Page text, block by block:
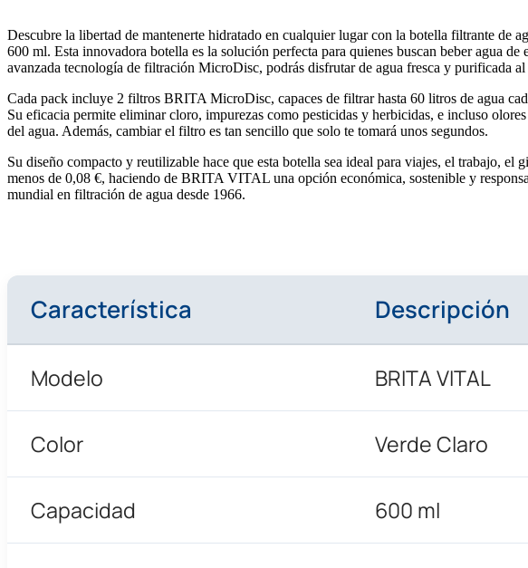
Descubre la libertad de mantenerte hidratado en cualquier lugar con la botella filtrante
600 ml. Esta innovadora botella es la solución perfecta para quienes buscan beber agua
avanzada tecnología de filtración MicroDisc, podrás disfrutar de agua fresca y purificada
Cada pack incluye 2 filtros BRITA MicroDisc, capaces de filtrar hasta 60 litros de agua
Su eficacia permite eliminar cloro, impurezas como pesticidas y herbicidas, e incluso
del agua. Además, cambiar el filtro es tan sencillo que solo te tomará unos segundos.
Su diseño compacto y reutilizable hace que esta botella sea ideal para viajes, el trabajo,
menos de 0,08 €, haciendo de BRITA VITAL una opción económica, sostenible y
mundial en filtración de agua desde 1966.
Característica Descripción
Modelo BRITA VITAL
Color Verde Claro
Capacidad 600 ml